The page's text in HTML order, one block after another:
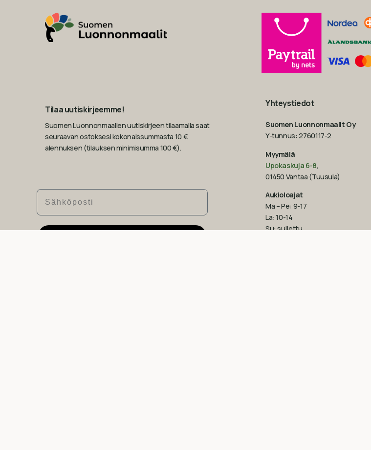
Tilaa uutiskirjeemme!
Suomen Luonnonmaalien uutiskirjeen tilaamalla saat
seuraavan ostoksesi kokonaissummasta 10 €
alennuksen (tilauksen minimisumma 100 €).
Sähköposti
Yhteystiedot
Suomen Luonnonmaalit Oy
Y-tunnus: 2760117-2
Myymälä
Upokaskuja 6-8,
01450 Vantaa (Tuusula)
Aukioloajat
Ma – Pe: 9-17
La: 10-14
Su: suljettu